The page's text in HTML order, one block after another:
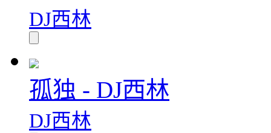
DJ西林
孤独 - DJ西林
DJ西林